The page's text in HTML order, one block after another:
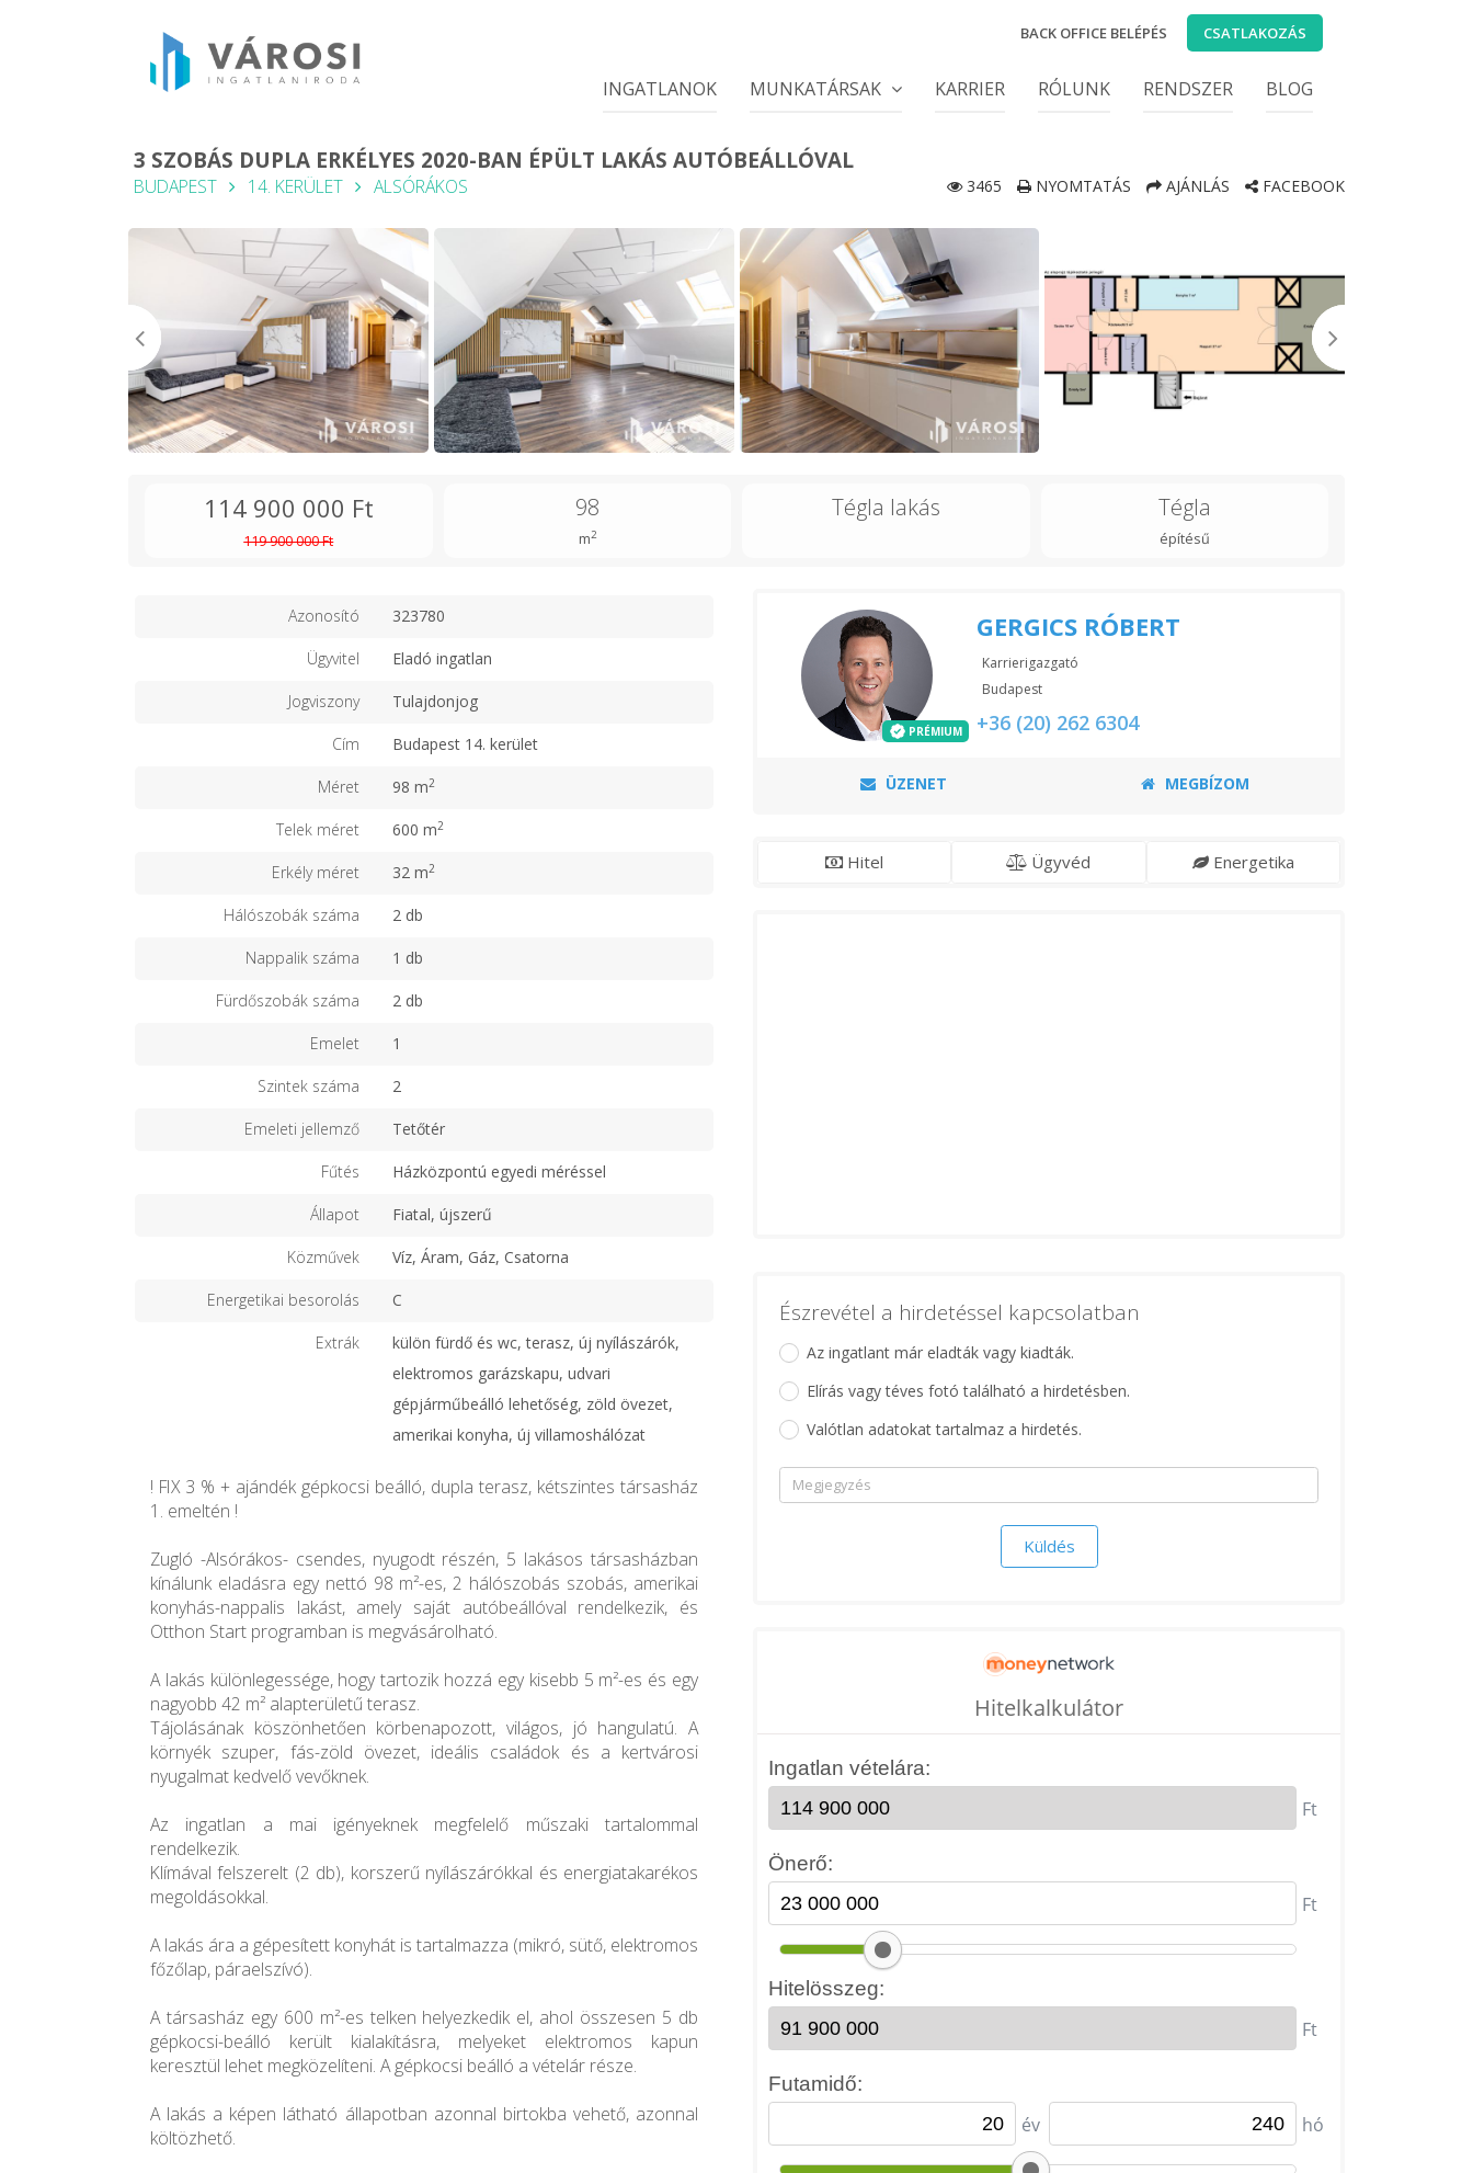
BACK OFFICE BELÉPÉS CSATLAKOZÁS
INGATLANOK MUNKATÁRSAK KARRIER RÓLUNK RENDSZER BLOG
3 SZOBÁS DUPLA ERKÉLYES 2020-BAN ÉPÜLT LAKÁS AUTÓBEÁLLÓVAL
BUDAPEST 14. KERÜLET ALSÓRÁKOS 3465 NYOMTATÁS AJÁNLÁS FACEBOOK
114 900 000 Ft
119 900 000 Ft
98
m2
Tégla lakás Tégla
építésű
Azonosító 323780
Ügyvitel Eladó ingatlan
Jogviszony Tulajdonjog
Cím Budapest 14. kerület
Méret 98 m2
Telek méret 600 m2
Erkély méret 32 m2
Hálószobák száma 2 db
Nappalik száma 1 db
Fürdőszobák száma 2 db
Emelet 1
Szintek száma 2
Emeleti jellemző Tetőtér
Fűtés Házközpontú egyedi méréssel
Állapot Fiatal, újszerű
Közművek Víz, Áram, Gáz, Csatorna
Energetikai besorolás C
Extrák
külön fürdő és wc, terasz, új nyílászárók,
elektromos garázskapu, udvari
gépjárműbeálló lehetőség, zöld övezet,
amerikai konyha, új villamoshálózat
! FIX 3 % + ajándék gépkocsi beálló, dupla terasz, kétszintes társasház
1. emeltén !
Zugló -Alsórákos- csendes, nyugodt részén, 5 lakásos társasházban
kínálunk eladásra egy nettó 98 m²-es, 2 hálószobás szobás, amerikai
konyhás-nappalis lakást, amely saját autóbeállóval rendelkezik, és
Otthon Start programban is megvásárolható.
A lakás különlegessége, hogy tartozik hozzá egy kisebb 5 m²-es és egy
nagyobb 42 m² alapterületű terasz.
Tájolásának köszönhetően körbenapozott, világos, jó hangulatú. A
környék szuper, fás-zöld övezet, ideális családok és a kertvárosi
nyugalmat kedvelő vevőknek.
Az ingatlan a mai igényeknek megfelelő műszaki tartalommal
rendelkezik.
Klímával felszerelt (2 db), korszerű nyílászárókkal és energiatakarékos
megoldásokkal.
A lakás ára a gépesített konyhát is tartalmazza (mikró, sütő, elektromos
főzőlap, páraelszívó).
A társasház egy 600 m²-es telken helyezkedik el, ahol összesen 5 db
gépkocsi-beálló került kialakításra, melyeket elektromos kapun
keresztül lehet megközelíteni. A gépkocsi beálló a vételár része.
A lakás a képen látható állapotban azonnal birtokba vehető, azonnal
költözhető.
PRÉMIUM
GERGICS RÓBERT
Karrierigazgató
Budapest
+36 (20) 262 6304
ÜZENET MEGBÍZOM
Hitel Ügyvéd Energetika
Észrevétel a hirdetéssel kapcsolatban
Az ingatlant már eladták vagy kiadták.
Elírás vagy téves fotó található a hirdetésben.
Valótlan adatokat tartalmaz a hirdetés.